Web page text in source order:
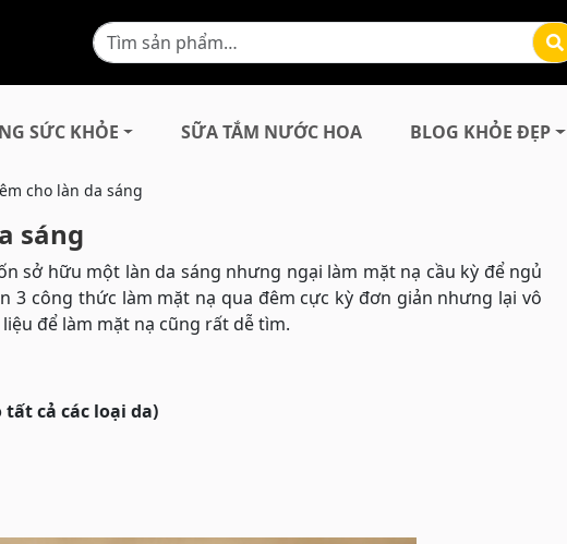
SỨC KHỎE SỮA TẮM NƯỚC HOA BLOG KHỎE ĐẸP
cho làn da sáng
sáng
sở hữu một làn da sáng nhưng ngại làm mặt nạ cầu kỳ để ngủ
3 công thức làm mặt nạ qua đêm cực kỳ đơn giản nhưng lại vô
để làm mặt nạ cũng rất dễ tìm.
cả các loại da)